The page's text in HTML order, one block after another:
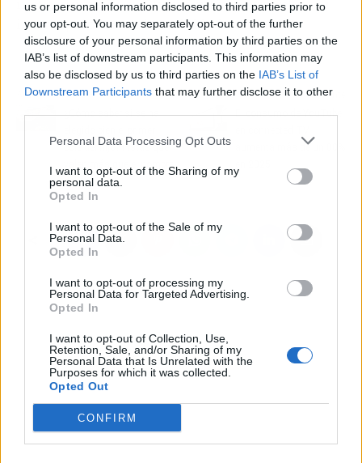
us or personal information disclosed to third parties prior to
your opt-out. You may separately opt-out of the further
disclosure of your personal information by third parties on the
IAB’s list of downstream participants. This information may
also be disclosed by us to third parties on the IAB’s List of
Downstream Participants that may further disclose it to other
Personal Data Processing Opt Outs
I want to opt-out of the Sharing of my
personal data.
Opted In
I want to opt-out of the Sale of my
Personal Data.
Opted In
I want to opt-out of processing my
Personal Data for Targeted Advertising.
Opted In
I want to opt-out of Collection, Use,
Retention, Sale, and/or Sharing of my
Personal Data that Is Unrelated with the
Purposes for which it was collected.
Opted Out
CONFIRM
interrupciones en la actividad comercial.
Artículo anterior
¿Cómo saber si se ha
cole del hijo? Pistas que
valen más que el nombre
del centro
Artículo siguiente
El consumo de YouTube
aumenta más de un 80%